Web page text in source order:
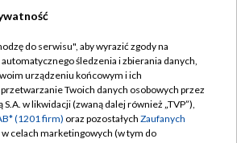
TVP
Regulamin TVP
Polityka prywatności
do serwisu", aby wyrazić zgody na
śledzenia i zbierania danych,
urządzeniu końcowym i ich
Twoich danych osobowych przez
w likwidacji (zwaną dalej również „TVP”),
(1201 firm) oraz pozostałych Zaufanych
w celach marketingowych (w tym do